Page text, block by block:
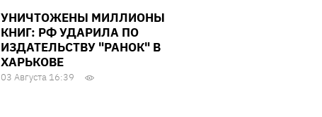
УНИЧТОЖЕНЫ МИЛЛИОНЫ
КНИГ: РФ УДАРИЛА ПО
ИЗДАТЕЛЬСТВУ "РАНОК" В
ХАРЬКОВЕ
03 Августа 16:39